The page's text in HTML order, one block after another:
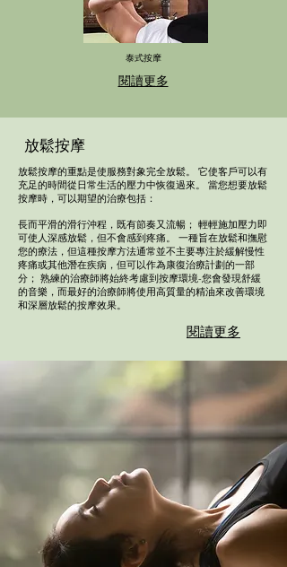
泰式按摩
閱讀更多
放鬆按摩
放鬆按摩的重點是使服務對象完全放鬆。 它使客戶可以有
充足的時間從日常生活的壓力中恢復過來。 當您想要放鬆
按摩時，可以期望的治療包括：
長而平滑的滑行沖程，既有節奏又流暢； 輕輕施加壓力即
可使人深感放鬆，但不會感到疼痛。 一種旨在放鬆和撫慰
您的療法，但這種按摩方法通常並不主要專注於緩解慢性
疼痛或其他潛在疾病，但可以作為康復治療計劃的一部
分； 熟練的治療師將始終考慮到按摩環境-您會發現舒緩
的音樂，而最好的治療師將使用高質量的精油來改善環境
和深層放鬆的按摩效果。
閱讀更多